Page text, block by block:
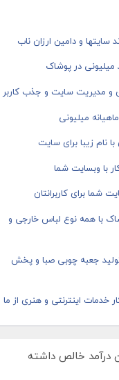
سایتها و دامین ارزان ناب
میلیونی در پوشاک
و مدیریت سایت و جذب کاربر
میلیونی
نام زیبا برای سایت
با وبسایت شما
شما برای کاربرانتان
با همه نوع لباس خارجی و
جعبه چوبی صبا و پخش
خدمات اینترنتی و هنری از ما
درآمد خالص داشته